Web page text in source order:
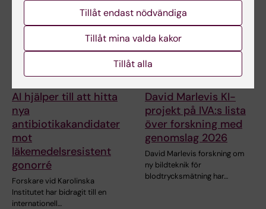
AI hjälper till att hitta
nya
antibiotikakandidater
mot
läkemedelsresistent
gonorré
Forskare vid Karolinska
Institutet har bidragit till en
internationell…
David Marlevis KI-
projekt på IVA:s lista
över forskning med
genomslag 2026
David Marlevis forskning om
ny bildteknik för
blodtrycksmätning har…
Tillåt endast nödvändiga
Tillåt mina valda kakor
Tillåt alla